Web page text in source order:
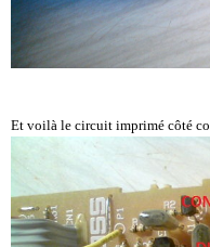
Et voilà le circuit imprimé côté